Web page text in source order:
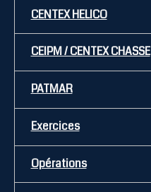
CENTEX HELICO
CEIPM / CENTEX CHASSE
PATMAR
Exercices
Opérations